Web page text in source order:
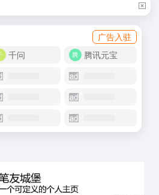
广告入驻
千问 腾讯元宝